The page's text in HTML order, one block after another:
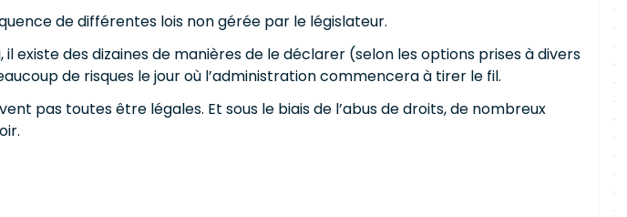
de différentes lois non gérée par le législateur.
existe des dizaines de manières de le déclarer (selon les options prises à divers
de risques le jour où l’administration commencera à tirer le fil.
pas toutes être légales. Et sous le biais de l’abus de droits, de nombreux